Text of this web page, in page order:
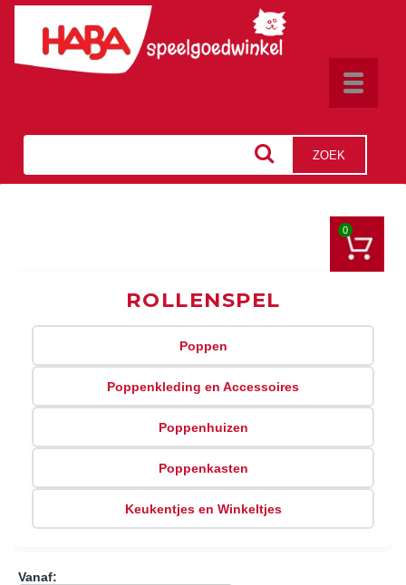
Toggle
ZOEK
0
ROLLENSPEL
Poppen
Poppenkleding en Accessoires
Poppenhuizen
Poppenkasten
Keukentjes en Winkeltjes
Vanaf: